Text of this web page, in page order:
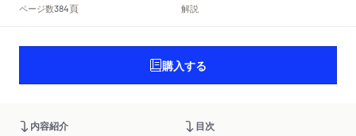
ページ数384頁 解説
購入する
内容紹介 目次